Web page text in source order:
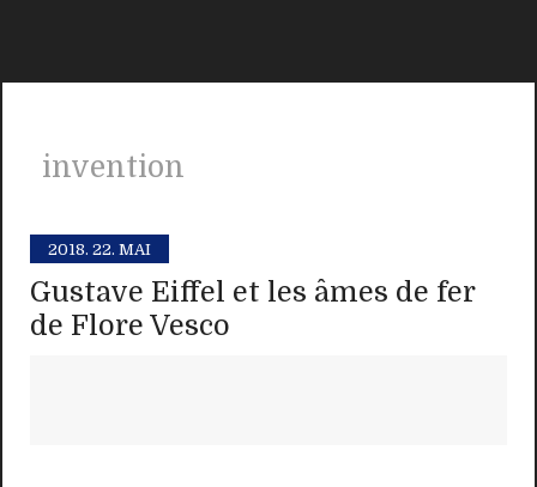
invention
2018. 22. MAI
Gustave Eiffel et les âmes de fer
de Flore Vesco